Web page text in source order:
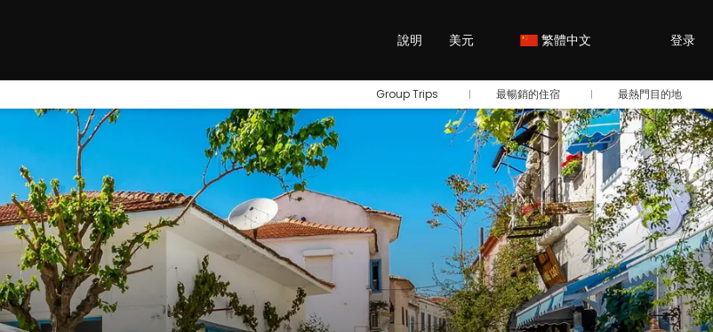
說明 美元 繁體中文 登录
Group Trips 最暢銷的住宿 最熱門目的地